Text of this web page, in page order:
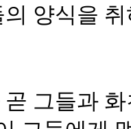
양식을
그들과